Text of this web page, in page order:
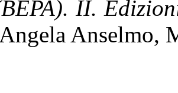
II.
Angela Anselmo,